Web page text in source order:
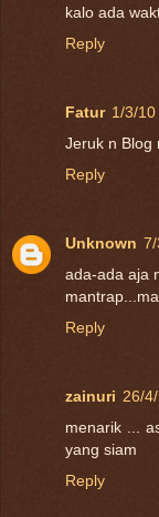
kalo ada
Reply
Fatur 1/3/10
Jeruk n Blog
Reply
Unknown
ada-ada aja
Reply
zainuri 26/
menarik ...
yang siam
Reply